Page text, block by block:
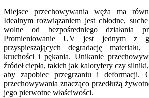
Miejsce przechowywania węża ma
Idealnym rozwiązaniem jest chłodne,
wolne od bezpośredniego działania
Promieniowanie UV jest jednym z
przyspieszających degradację
kruchości i pękania. Unikanie
źródeł ciepła, takich jak kaloryfery czy
aby zapobiec przegrzaniu i deformacji.
przechowywania znacząco przedłużą
jego pierwotne właściwości.